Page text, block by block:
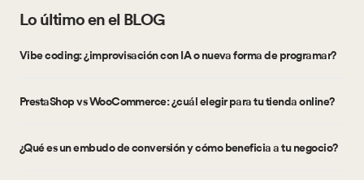
Lo último en el BLOG
Vibe coding: ¿improvisación con IA o nueva forma de programar?
PrestaShop vs WooCommerce: ¿cuál elegir para tu tienda online?
¿Qué es un embudo de conversión y cómo beneficia a tu negocio?